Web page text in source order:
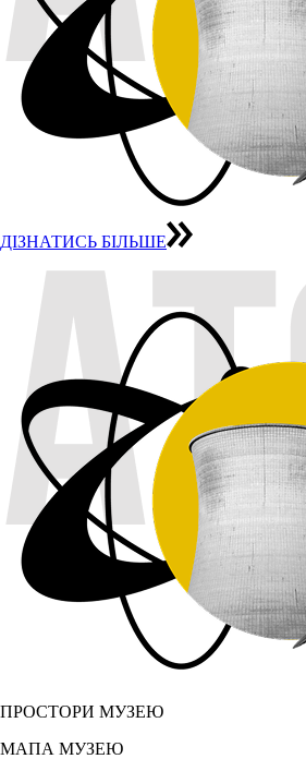
ДІЗНАТИСЬ БІЛЬШЕ
ПРОСТОРИ МУЗЕЮ
МАПА МУЗЕЮ